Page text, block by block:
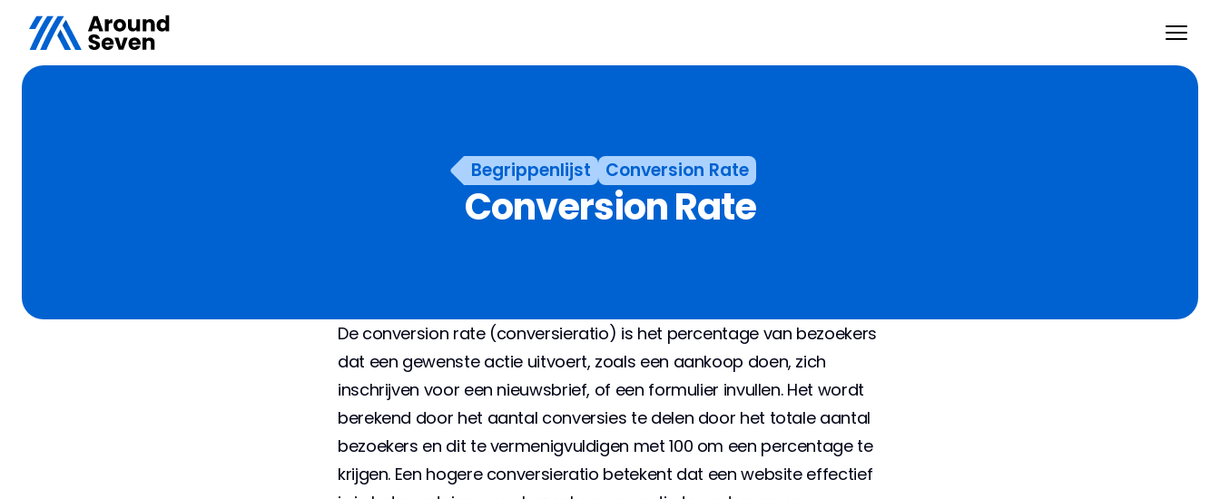
Begrippenlijst Conversion Rate
Conversion Rate
De conversion rate (conversieratio) is het percentage van bezoekers
dat een gewenste actie uitvoert, zoals een aankoop doen, zich
inschrijven voor een nieuwsbrief, of een formulier invullen. Het wordt
berekend door het aantal conversies te delen door het totale aantal
bezoekers en dit te vermenigvuldigen met 100 om een percentage te
krijgen. Een hogere conversieratio betekent dat een website effectief